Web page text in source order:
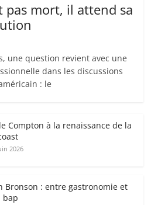
pas mort, il attend sa
une question revient avec une
dans les discussions
: le
Compton à la renaissance de la
2026
Bronson : entre gastronomie et
bap